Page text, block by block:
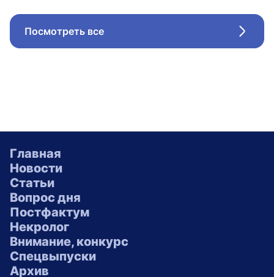
Посмотреть все
Главная
Новости
Статьи
Вопрос дня
Постфактум
Некролог
Внимание, конкурс
Спецвыпуски
Архив